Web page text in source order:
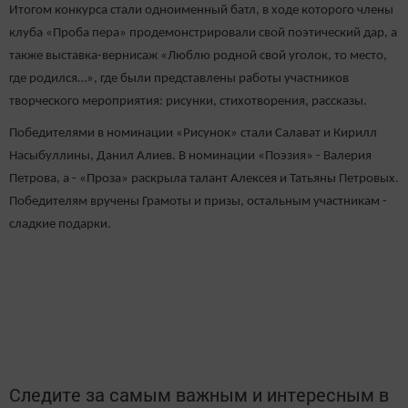
Итогом конкурса стали одноименный батл, в ходе которого члены
клуба «Проба пера» продемонстрировали свой поэтический дар, а
также выставка-вернисаж «Люблю родной свой уголок, то место,
где родился…», где были представлены работы участников
творческого мероприятия: рисунки, стихотворения, рассказы.
Победителями в номинации «Рисунок» стали Салават и Кирилл
Насыбуллины, Данил Алиев. В номинации «Поэзия» - Валерия
Петрова, а - «Проза» раскрыла талант Алексея и Татьяны Петровых.
Победителям вручены Грамоты и призы, остальным участникам -
сладкие подарки.
Следите за самым важным и интересным в